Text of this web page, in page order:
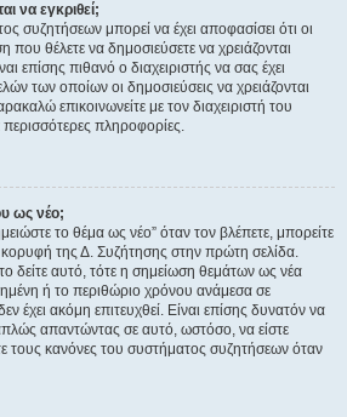
να εγκριθεί;
συζητήσεων μπορεί να έχει αποφασίσει ότι οι
που θέλετε να δημοσιεύσετε να χρειάζονται
επίσης πιθανό ο διαχειριστής να σας έχει
των οποίων οι δημοσιεύσεις να χρειάζονται
επικοινωνείτε με τον διαχειριστή του
πληροφορίες.
ως νέο;
το θέμα ως νέο” όταν τον βλέπετε, μπορείτε
κορυφή της Δ. Συζήτησης στην πρώτη σελίδα.
δείτε αυτό, τότε η σημείωση θεμάτων ως νέα
ή το περιθώριο χρόνου ανάμεσα σε
έχει ακόμη επιτευχθεί. Είναι επίσης δυνατόν να
απαντώντας σε αυτό, ωστόσο, να είστε
τους κανόνες του συστήματος συζητήσεων όταν